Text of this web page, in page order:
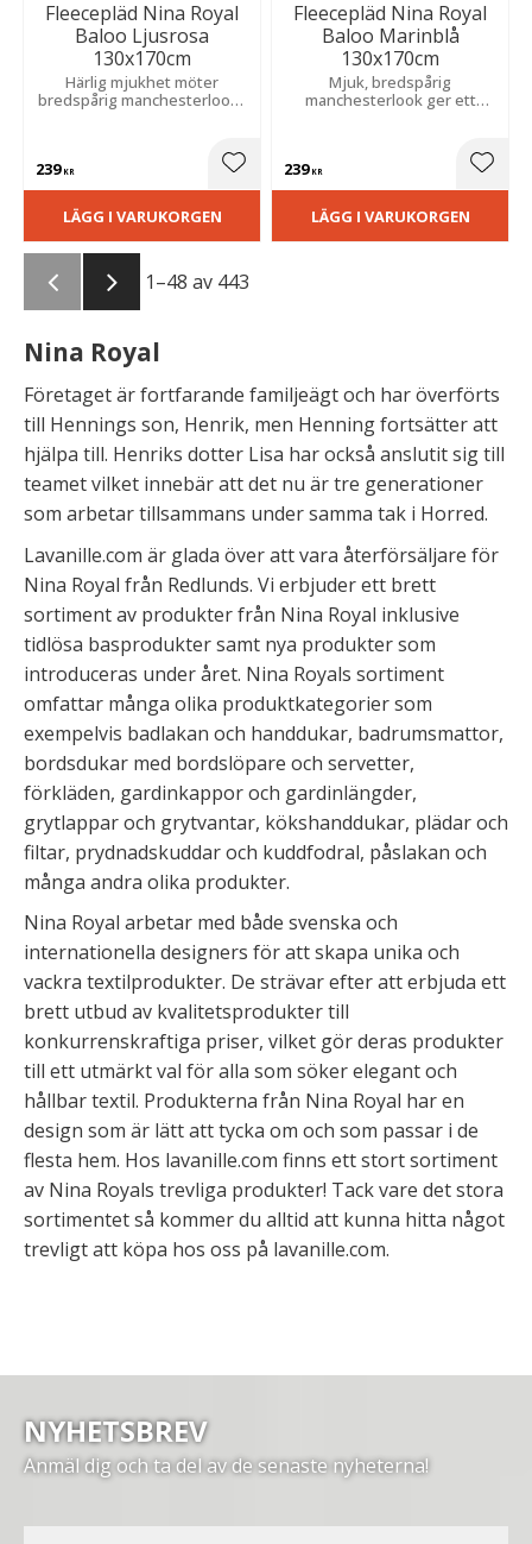
Fleecepläd Nina Royal
Baloo Ljusrosa
130x170cm
Härlig mjukhet möter
bredspårig manchesterlook i
skapa extra komfort på
239KR Lägg till i favoriter
LÄGG I VARUKORGEN
Fleecepläd Nina Royal
Baloo Marinblå
130x170cm
Mjuk, bredspårig
manchesterlook ger ett
polyester och är perfekt för
soffan eller sängen.
239KR
LÄGG I VARUKORGEN
1–48 av 443
Nina Royal
Företaget är fortfarande familjeägt och har överförts
till Hennings son, Henrik, men Henning fortsätter att
hjälpa till. Henriks dotter Lisa har också anslutit sig till
teamet vilket innebär att det nu är tre generationer
som arbetar tillsammans under samma tak i Horred.
Lavanille.com är glada över att vara återförsäljare för
Nina Royal från Redlunds. Vi erbjuder ett brett
sortiment av produkter från Nina Royal inklusive
tidlösa basprodukter samt nya produkter som
introduceras under året. Nina Royals sortiment
omfattar många olika produktkategorier som
exempelvis badlakan och handdukar, badrumsmattor,
bordsdukar med bordslöpare och servetter,
förkläden, gardinkappor och gardinlängder,
grytlappar och grytvantar, kökshanddukar, plädar och
filtar, prydnadskuddar och kuddfodral, påslakan och
många andra olika produkter.
Nina Royal arbetar med både svenska och
internationella designers för att skapa unika och
vackra textilprodukter. De strävar efter att erbjuda ett
brett utbud av kvalitetsprodukter till
konkurrenskraftiga priser, vilket gör deras produkter
till ett utmärkt val för alla som söker elegant och
hållbar textil. Produkterna från Nina Royal har en
design som är lätt att tycka om och som passar i de
flesta hem. Hos lavanille.com finns ett stort sortiment
av Nina Royals trevliga produkter! Tack vare det stora
sortimentet så kommer du alltid att kunna hitta något
trevligt att köpa hos oss på lavanille.com.
NYHETSBREV
Anmäl dig och ta del av de senaste nyheterna!